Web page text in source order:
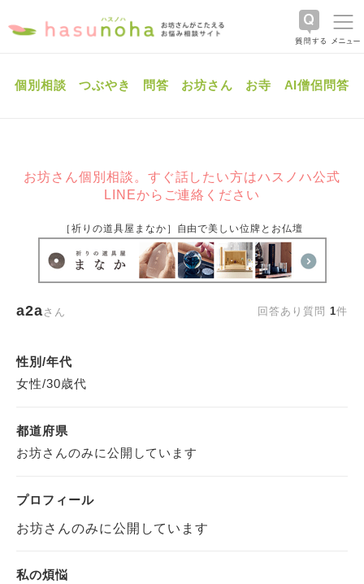
個別相談 つぶやき 問答 お坊さん お寺 AI僧侶問答
お坊さん個別相談。すぐ話したい方はハスノハ公式
LINEからご連絡ください
［祈りの道具屋まなか］自由で美しい位牌とお仏壇
a2a さん 回答あり質問1件
性別/年代
女性/30歳代
都道府県
お坊さんのみに公開しています
プロフィール
お坊さんのみに公開しています
私の煩悩